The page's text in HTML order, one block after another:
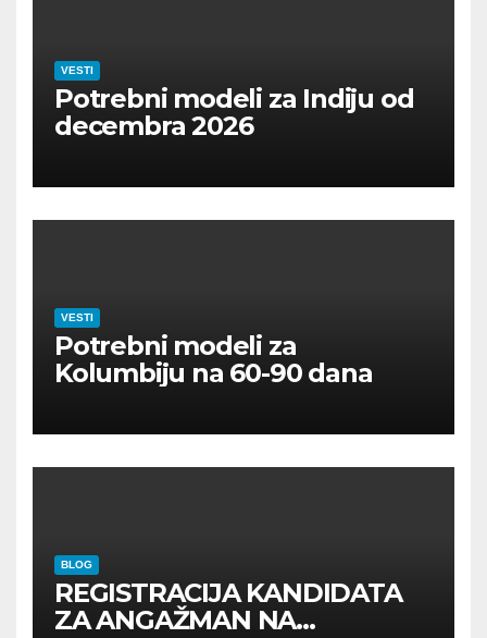
VESTI
Potrebni modeli za Indiju od
decembra 2026
VESTI
Potrebni modeli za
Kolumbiju na 60-90 dana
BLOG
REGISTRACIJA KANDIDATA
ZA ANGAŽMAN NA